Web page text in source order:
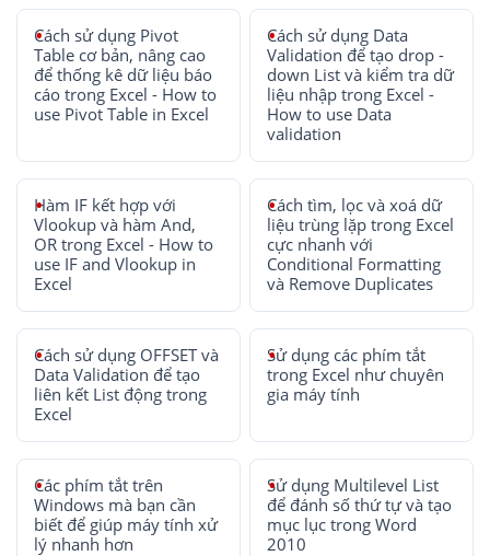
Cách sử dụng Pivot
Table cơ bản, nâng cao
để thống kê dữ liệu báo
cáo trong Excel - How to
use Pivot Table in Excel
Cách sử dụng Data
Validation để tạo drop -
down List và kiểm tra dữ
liệu nhập trong Excel -
How to use Data
validation
Hàm IF kết hợp với
Vlookup và hàm And,
OR trong Excel - How to
use IF and Vlookup in
Excel
Cách tìm, lọc và xoá dữ
liệu trùng lặp trong Excel
cực nhanh với
Conditional Formatting
và Remove Duplicates
Cách sử dụng OFFSET và
Data Validation để tạo
liên kết List động trong
Excel
Sử dụng các phím tắt
trong Excel như chuyên
gia máy tính
Các phím tắt trên
Windows mà bạn cần
biết để giúp máy tính xử
lý nhanh hơn
Sử dụng Multilevel List
để đánh số thứ tự và tạo
mục lục trong Word
2010